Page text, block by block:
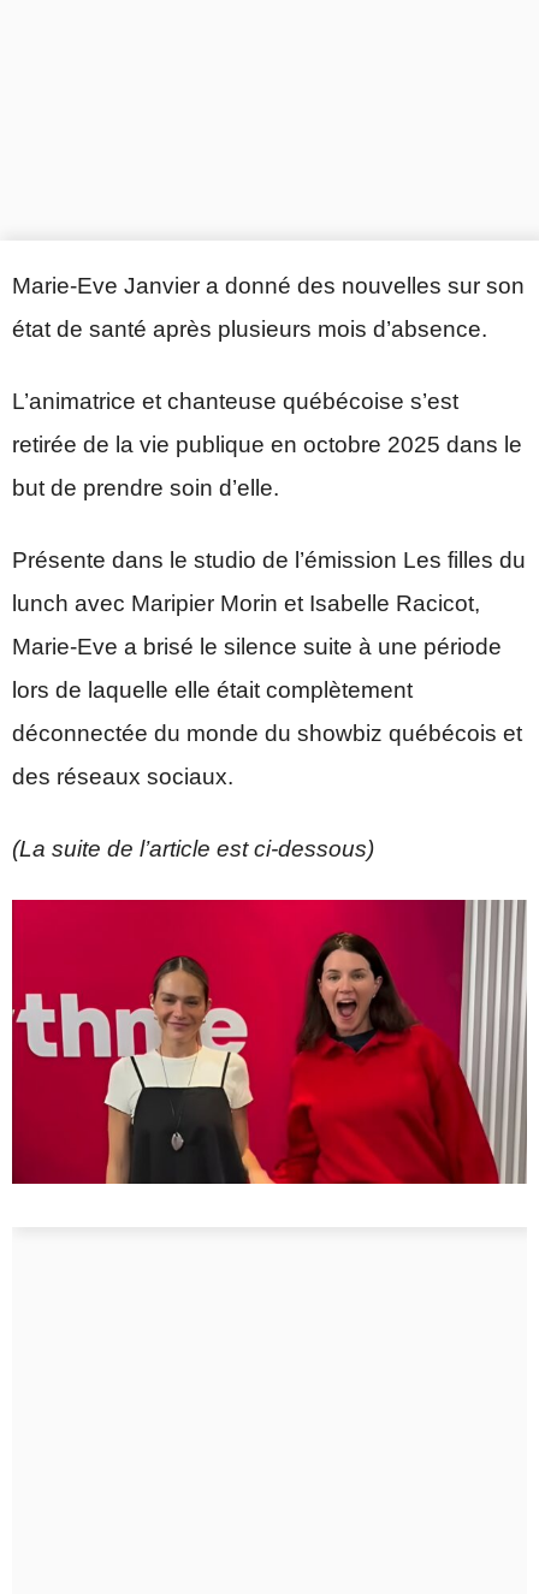
Marie-Eve Janvier a donné des nouvelles sur son
état de santé après plusieurs mois d’absence.
L’animatrice et chanteuse québécoise s’est
retirée de la vie publique en octobre 2025 dans le
but de prendre soin d’elle.
Présente dans le studio de l’émission Les filles du
lunch avec Maripier Morin et Isabelle Racicot,
Marie-Eve a brisé le silence suite à une période
lors de laquelle elle était complètement
déconnectée du monde du showbiz québécois et
des réseaux sociaux.
(La suite de l’article est ci-dessous)